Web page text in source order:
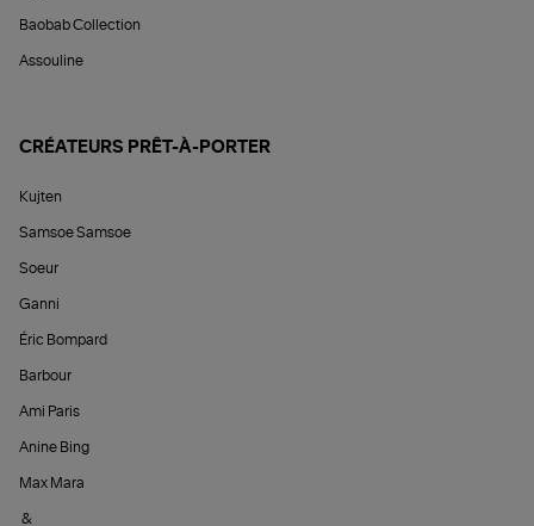
Baobab Collection
Assouline
CRÉATEURS PRÊT-À-PORTER
Kujten
Samsoe Samsoe
Soeur
Ganni
Éric Bompard
Barbour
Ami Paris
Anine Bing
Max Mara
&